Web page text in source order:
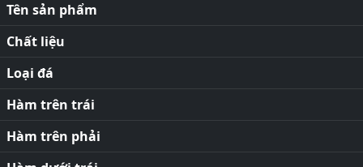
Tên sản phẩm
Chất liệu
Loại đá
Hàm trên trái
Hàm trên phải